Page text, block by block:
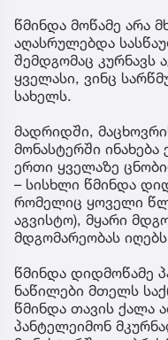
წმინდა მოწამე არა
აღასრულებდა
შემდგომაც კურნავს
ყველასი, ვინც
სახელს.
მადრიდში,
მონასტერში
ერთი ყველაზე
– სისხლი წმინდა
რომელიც ყოველი
აგვისტო), მყარი
მდგომარეობას
წმინდა დიდმოწამე
ნაწილები მთელს
წმინდა თავის ქალა
პანტელეიმონ